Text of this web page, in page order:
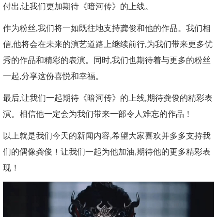
付出,让我们更加期待《暗河传》的上线。
作为粉丝,我们将一如既往地支持龚俊和他的作品。我们相
信,他将会在未来的演艺道路上继续前行,为我们带来更多优
秀的作品和精彩的表演。同时,我们也期待着与更多的粉丝
一起,分享这份喜悦和幸福。
最后,让我们一起期待《暗河传》的上线,期待龚俊的精彩表
演。相信他一定会为我们带来一部令人难忘的作品！
以上就是我们今天的新闻内容,希望大家喜欢并多多支持我
们的偶像龚俊！让我们一起为他加油,期待他的更多精彩表
现！